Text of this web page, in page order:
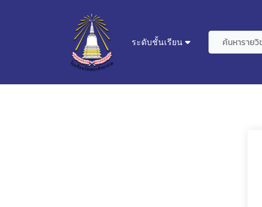
ระดับชั้นเรียน